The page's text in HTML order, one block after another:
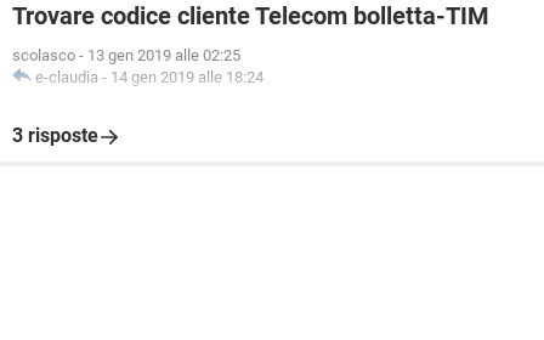
Trovare codice cliente Telecom bolletta-TIM
scolasco - 13 gen 2019 alle 02:25
e-claudia - 14 gen 2019 alle 18:24
3 risposte